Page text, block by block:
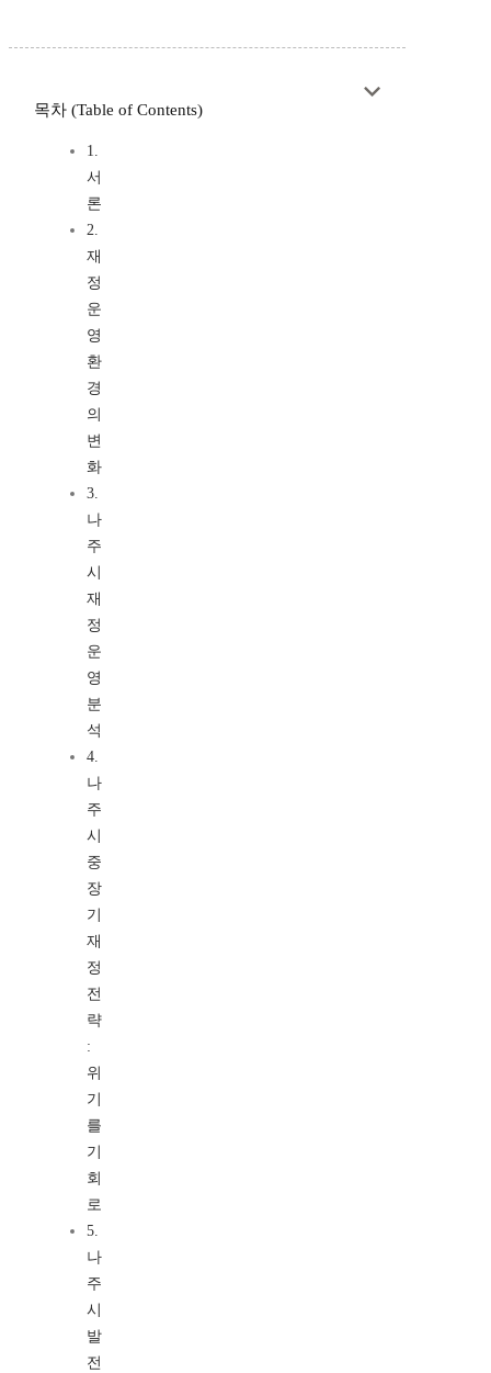
목차 (Table of Contents)
1.
서
론
2.
재
정
운
영
환
경
의
변
화
3.
나
주
시
재
정
운
영
분
석
4.
나
주
시
중
장
기
재
정
전
략
:
위
기
를
기
회
로
5.
나
주
시
발
전